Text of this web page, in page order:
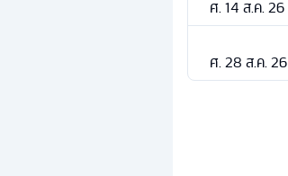
ศ. 14 ส.ค. 26
ศ. 28 ส.ค. 26